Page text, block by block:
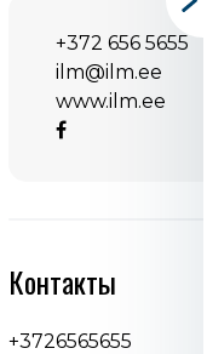
+372 656 5655
ilm@ilm.ee
www.ilm.ee
Контакты
+3726565655